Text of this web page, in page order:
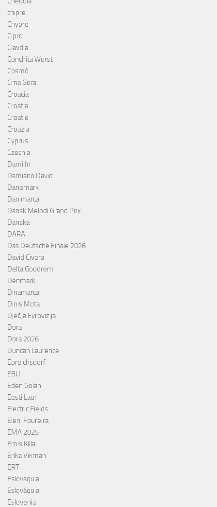
chipre
Chypre
Cipro
Clavdia
Conchita Wurst
Cosmó
Crna Gora
Croacia
Croatia
Croatie
Croazia
Cyprus
Czechia
Dami In
Damiano David
Danemark
Danimarca
Dansk Melodi Grand Prix
Danska
DARA
Das Deutsche Finale 2026
David Civera
Delta Goodrem
Denmark
Dinamarca
Dinis Mota
Dječja Evrovizija
Dora
Dora 2026
Duncan Laurence
Ebreichsdorf
EBU
Eden Golan
Eesti Laul
Electric Fields
Eleni Foureira
EMA 2025
Emis Killa
Erika Vikman
ERT
Eslovaquia
Eslováquia
Eslovenia